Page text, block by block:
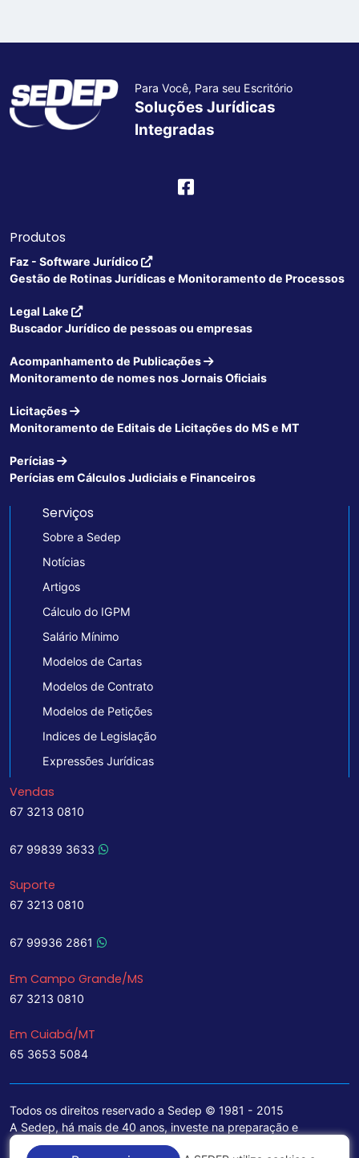
Para Você, Para seu Escritório
Soluções Jurídicas
Integradas
Produtos
Faz - Software Jurídico
Gestão de Rotinas Jurídicas e Monitoramento de Processos
Legal Lake
Buscador Jurídico de pessoas ou empresas
Acompanhamento de Publicações
Monitoramento de nomes nos Jornais Oficiais
Licitações
Monitoramento de Editais de Licitações do MS e MT
Perícias
Perícias em Cálculos Judiciais e Financeiros
Serviços
Sobre a Sedep
Notícias
Artigos
Cálculo do IGPM
Salário Mínimo
Modelos de Cartas
Modelos de Contrato
Modelos de Petições
Indices de Legislação
Expressões Jurídicas
Vendas
67 3213 0810
67 99839 3633
Suporte
67 3213 0810
67 99936 2861
Em Campo Grande/MS
67 3213 0810
Em Cuiabá/MT
65 3653 5084
Todos os direitos reservado a Sedep © 1981 - 2015
A Sedep, há mais de 40 anos, investe na preparação e
treinamento de funcionários e na aquisição de tecnologia de